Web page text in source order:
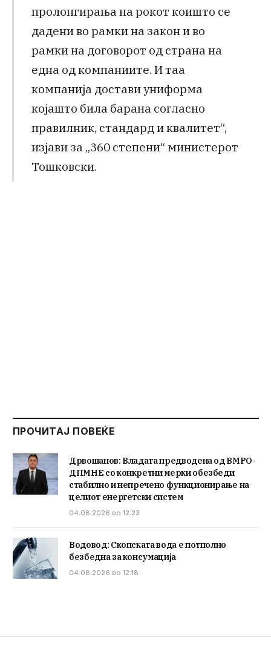
пролонгирања на рокот коишто се
дадени во рамки на закон и во
рамки на договорот од страна на
една од компаниите. И таа
компанија достави униформа
којашто била барана согласно
правилник, стандард и квалитет“,
изјави за „360 степени“ министерот
Тошковски.
ПРОЧИТАЈ ПОВЕЌЕ
Дрвошанов: Владата предводена од ВМРО-
ДПМНЕ со конкретни мерки обезбеди
стабилно и непречено функционирање на
целиот енергетски систем
04.08.2026 во 12:23
Водовод: Скопската вода е потполно
безбедна за консумација
04.08.2026 во 12:18